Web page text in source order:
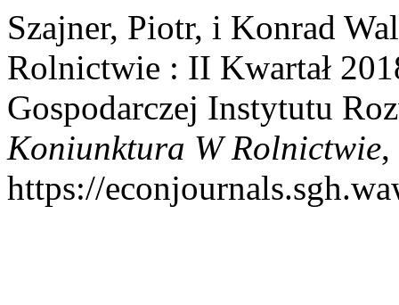
Szajner, Piotr, i Konrad
Rolnictwie : II Kwartał
Gospodarczej Instytutu
Koniunktura W Rolnictwie,
https://